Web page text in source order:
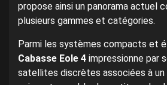
propose ainsi un panorama actuel
plusieurs gammes et catégories.
Parmi les systèmes compacts et
Cabasse Eole 4 impressionne par
satellites discrètes associées à